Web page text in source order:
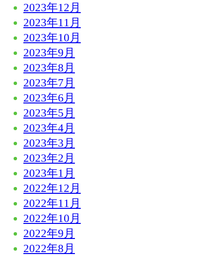
2023年12月
2023年11月
2023年10月
2023年9月
2023年8月
2023年7月
2023年6月
2023年5月
2023年4月
2023年3月
2023年2月
2023年1月
2022年12月
2022年11月
2022年10月
2022年9月
2022年8月